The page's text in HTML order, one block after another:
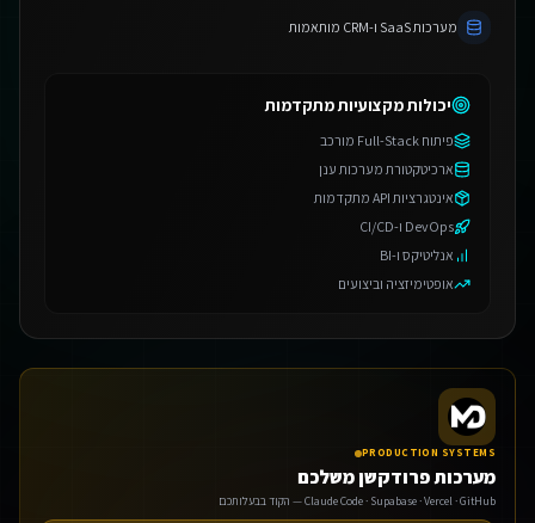
מערכות SaaS ו-CRM מותאמות
יכולות מקצועיות מתקדמות
פיתוח Full-Stack מורכב
ארכיטקטורת מערכות ענן
אינטגרציות API מתקדמות
DevOps ו-CI/CD
אנליטיקס ו-BI
אופטימיזציה וביצועים
PRODUCTION SYSTEMS
מערכות פרודקשן משלכם
Claude Code · Supabase · Vercel · GitHub — הקוד בבעלותכם